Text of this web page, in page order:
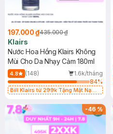
197.000 ₫435.000 ₫
Klairs
Nước Hoa Hồng Klairs Không
Mùi Cho Da Nhạy Cảm 180ml
4.8 (148)
1.6k/tháng
84%
Bill Klairs từ 299k Tặng Mặt Nạ
25ml (SL Có Hạn)
-46%